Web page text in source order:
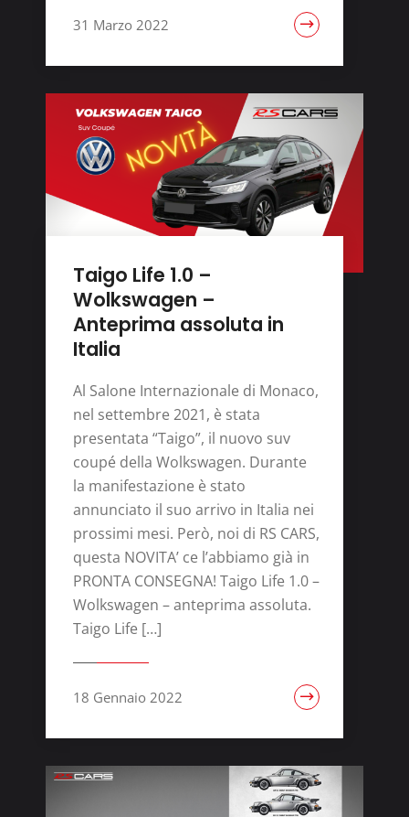
31 Marzo 2022
Taigo Life 1.0 –
Wolkswagen –
Anteprima assoluta in
Italia
Al Salone Internazionale di Monaco,
nel settembre 2021, è stata
presentata “Taigo”, il nuovo suv
coupé della Wolkswagen. Durante
la manifestazione è stato
annunciato il suo arrivo in Italia nei
prossimi mesi. Però, noi di RS CARS,
questa NOVITA’ ce l’abbiamo già in
PRONTA CONSEGNA! Taigo Life 1.0 –
Wolkswagen – anteprima assoluta.
Taigo Life […]
18 Gennaio 2022